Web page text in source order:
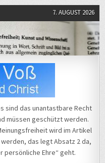
7. AUGUST 2026
sind das unantastbare Recht
müssen geschützt werden.
wird im Artikel
das legt Absatz 2 da,
persönliche Ehre“ geht.